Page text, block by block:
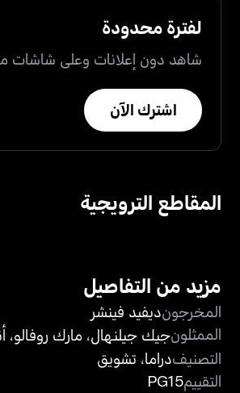
لفترة محدودة
شاهد دون إعلانات وعلى شاشات
اشترك الآن
المقاطع الترويجية
مزيد من التفاصيل
المخرجونديفيد فينشر
الممثلونجيك جيلنهال، مارك روفالو،
التصنيفدراما، تشويق
التقييمPG15